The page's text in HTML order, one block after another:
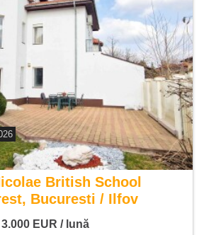
vila 7 camere
British School
Bucuresti / Ilfov
3.000 EUR / lună